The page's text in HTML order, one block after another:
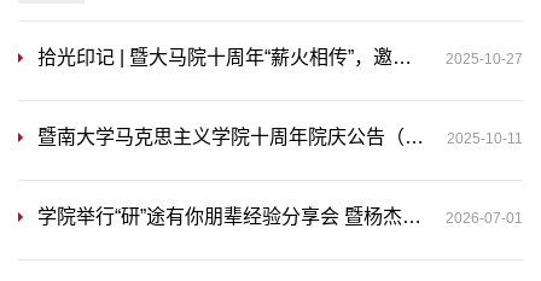
拾光印记 | 暨大马院十周年“薪火相传”，邀您分享独家记忆 2025-10-27
暨南大学马克思主义学院十周年院庆公告（第一号） 2025-10-11
学院举行“研”途有你朋辈经验分享会 暨杨杰客座教授聘任仪式 2026-07-01